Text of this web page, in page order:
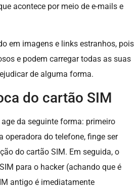
acontece por meio de e-mails e
em imagens e links estranhos, pois
e podem carregar todas as suas
de alguma forma.
do cartão SIM
da seguinte forma: primeiro
operadora do telefone, finge ser
do cartão SIM. Em seguida, o
para o hacker (achando que é
antigo é imediatamente